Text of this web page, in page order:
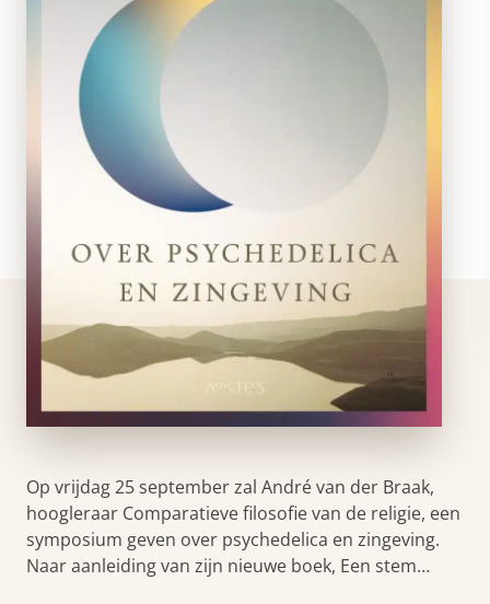
Op vrijdag 25 september zal André van der Braak,
hoogleraar Comparatieve filosofie van de religie, een
symposium geven over psychedelica en zingeving.
Naar aanleiding van zijn nieuwe boek, Een stem…